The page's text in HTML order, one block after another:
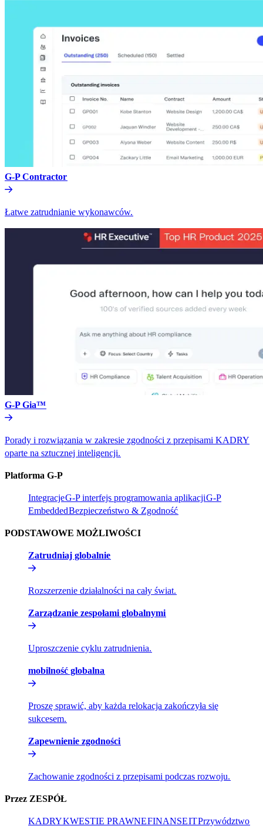
G-P Contractor​​
Łatwe zatrudnianie wykonawców.​​
G-P Gia™​​
Porady i rozwiązania w zakresie zgodności z przepisami KADRY
oparte na sztucznej inteligencji.​​
Platforma G-P​​
Integracje​​G-P interfejs programowania aplikacji​​G-P
Embedded​​Bezpieczeństwo & Zgodność​​
PODSTAWOWE MOŻLIWOŚCI​​
Zatrudniaj globalnie​​
Rozszerzenie działalności na cały świat.​​
Zarządzanie zespołami globalnymi​​
Uproszczenie cyklu zatrudnienia.​​
mobilność globalna​​
Proszę sprawić, aby każda relokacja zakończyła się
sukcesem.​​
Zapewnienie zgodności​​
Zachowanie zgodności z przepisami podczas rozwoju.​​
Przez ZESPÓŁ​​
KADRY​​KWESTIE PRAWNE​​FINANSE​​IT​​Przywództwo​​